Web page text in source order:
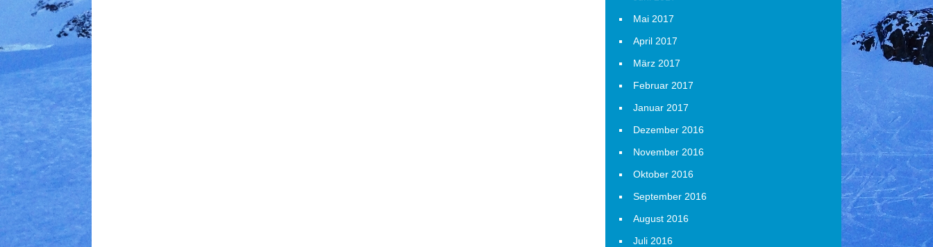
Mai 2017
April 2017
März 2017
Februar 2017
Januar 2017
Dezember 2016
November 2016
Oktober 2016
September 2016
August 2016
Juli 2016